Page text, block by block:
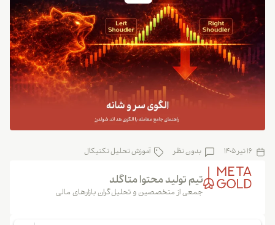
16 تیر 1405 بدون نظر آموزش تحلیل تکنیکال
تیم تولید محتوا متاگلد
جمعی از متخصصین و تحلیل‌گران بازارهای مالی